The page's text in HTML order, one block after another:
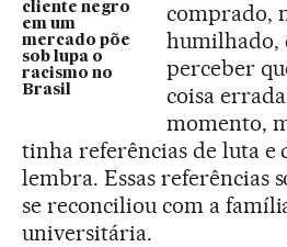
cliente negro
em um
mercado põe
sob lupa o
racismo no
Brasil
comprado,
humilhado,
perceber
coisa
momento,
tinha referências de luta e
lembra. Essas referências
se reconciliou com a
universitária.